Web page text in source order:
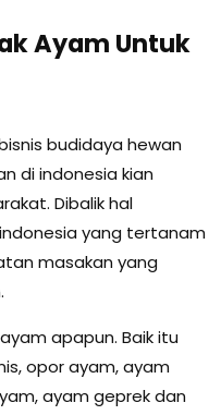
Ayam Untuk
budidaya hewan
di indonesia kian
Dibalik hal
yang tertanam
masakan yang
apapun. Baik itu
opor ayam, ayam
ayam geprek dan